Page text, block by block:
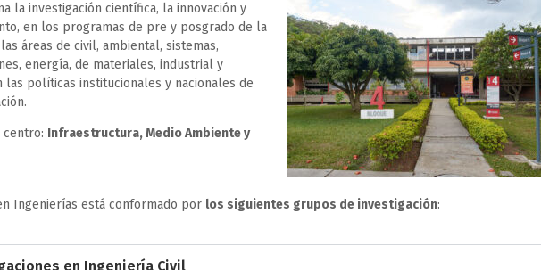
la investigación científica, la innovación y
en los programas de pre y posgrado de la
áreas de civil, ambiental, sistemas,
energía, de materiales, industrial y
las políticas institucionales y nacionales de
centro: Infraestructura, Medio Ambiente y
Ingenierías está conformado por los siguientes grupos de investigación:
en Ingeniería Civil